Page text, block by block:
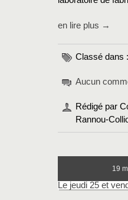
en lire plus →
Classé dans
Aucun
Rédigé par
Rannou-
19
Le jeudi 25 et